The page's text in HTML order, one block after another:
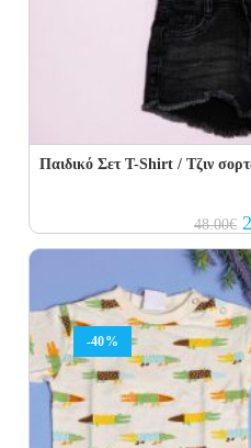
Παιδικό Σετ T-Shirt / Τζιν
48.00€
-40%